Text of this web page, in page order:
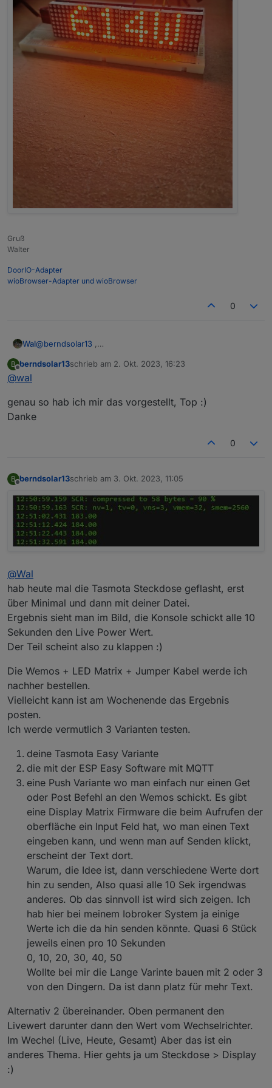
Gruß
Walter
DoorIO-Adapter
wioBrowser-Adapter und wioBrowser
0
Wal@berndsolar13
beides.
B
Offline
berndsolar13schrieb am 2. Okt. 2023, 16:23
zuletzt editiert von
@wal
genau so hab ich mir das vorgestellt, Top :)
Danke
0
B
Offline
berndsolar13schrieb am 3. Okt. 2023, 11:05
zuletzt editiert von
@Wal
hab heute mal die Tasmota Steckdose geflasht, erst
über Minimal und dann mit deiner Datei.
Ergebnis sieht man im Bild, die Konsole schickt alle 10
Sekunden den Live Power Wert.
Der Teil scheint also zu klappen :)
Die Wemos + LED Matrix + Jumper Kabel werde ich
nachher bestellen.
Vielleicht kann ist am Wochenende das Ergebnis
posten.
Ich werde vermutlich 3 Varianten testen.
deine Tasmota Easy Variante
die mit der ESP Easy Software mit MQTT
eine Push Variante wo man einfach nur einen Get
oder Post Befehl an den Wemos schickt. Es gibt
eine Display Matrix Firmware die beim Aufrufen der
oberfläche ein Input Feld hat, wo man einen Text
eingeben kann, und wenn man auf Senden klickt,
erscheint der Text dort.
Warum, die Idee ist, dann verschiedene Werte dort
hin zu senden, Also quasi alle 10 Sek irgendwas
anderes. Ob das sinnvoll ist wird sich zeigen. Ich
hab hier bei meinem Iobroker System ja einige
Werte ich die da hin senden könnte. Quasi 6 Stück
jeweils einen pro 10 Sekunden
0, 10, 20, 30, 40, 50
Wollte bei mir die Lange Varinte bauen mit 2 oder 3
von den Dingern. Da ist dann platz für mehr Text.
Alternativ 2 übereinander. Oben permanent den
Livewert darunter dann den Wert vom Wechselrichter.
Im Wechel (Live, Heute, Gesamt) Aber das ist ein
anderes Thema. Hier gehts ja um Steckdose > Display
:)